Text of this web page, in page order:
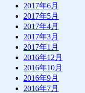
2017年6月
2017年5月
2017年4月
2017年3月
2017年1月
2016年12月
2016年10月
2016年9月
2016年7月